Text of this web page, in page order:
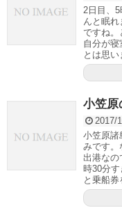
2日目、
んと眠
ですね。
自分が
とは思い
小笠原
2017/
小笠原諸
みです。
出港なの
時30分
と乗船券